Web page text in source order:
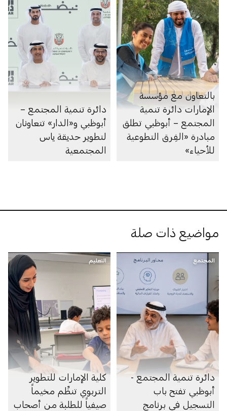
بالتعاون مع مؤسسة
الإمارات دائرة تنمية
المجتمع – أبوظبي تطلق
مبادرة «الفِرق التطوعية
للأحياء»
دائرة تنمية المجتمع –
أبوظبي و«الدار» تتعاونان
لتطوير حديقة ياس
المجتمعية
مواضيع ذات صلة
المجتمع
دائرة تنمية المجتمع -
أبوظبي تفتح باب
التسجيل في برنامج
التعليم
كلية الإمارات للتطوير
التربوي تنظِّم مخيماً
صيفياً للطلبة من أصحاب